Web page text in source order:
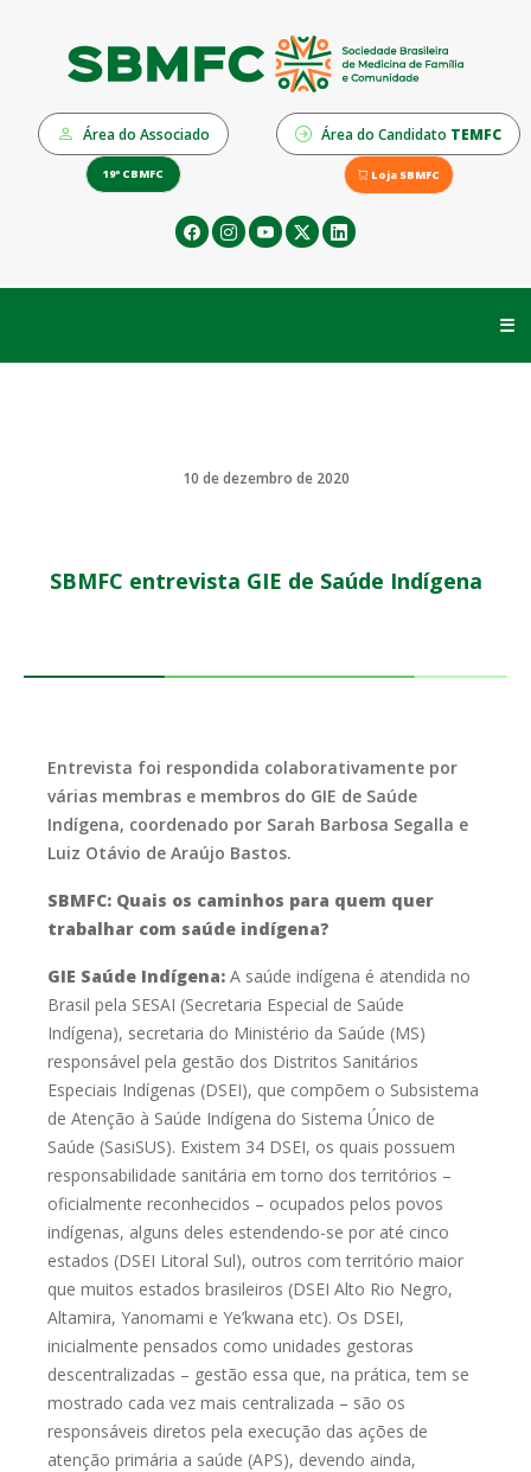
Área do Associado Área do Candidato TEMFC
19º CBMFC Loja SBMFC
☰
10 de dezembro de 2020
SBMFC entrevista GIE de Saúde Indígena
Entrevista foi respondida colaborativamente por
várias membras e membros do GIE de Saúde
Indígena, coordenado por Sarah Barbosa Segalla e
Luiz Otávio de Araújo Bastos.
SBMFC: Quais os caminhos para quem quer
trabalhar com saúde indígena?
GIE Saúde Indígena: A saúde indígena é atendida no
Brasil pela SESAI (Secretaria Especial de Saúde
Indígena), secretaria do Ministério da Saúde (MS)
responsável pela gestão dos Distritos Sanitários
Especiais Indígenas (DSEI), que compõem o Subsistema
de Atenção à Saúde Indígena do Sistema Único de
Saúde (SasiSUS). Existem 34 DSEI, os quais possuem
responsabilidade sanitária em torno dos territórios –
oficialmente reconhecidos – ocupados pelos povos
indígenas, alguns deles estendendo-se por até cinco
estados (DSEI Litoral Sul), outros com território maior
que muitos estados brasileiros (DSEI Alto Rio Negro,
Altamira, Yanomami e Ye’kwana etc). Os DSEI,
inicialmente pensados como unidades gestoras
descentralizadas – gestão essa que, na prática, tem se
mostrado cada vez mais centralizada – são os
responsáveis diretos pela execução das ações de
atenção primária a saúde (APS), devendo ainda,